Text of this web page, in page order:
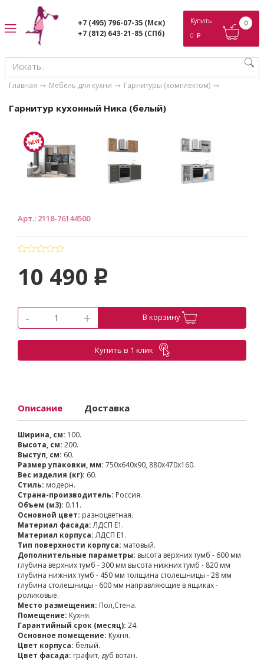
+7 (495) 796-07-35 (Мск)
+7 (812) 643-21-85 (СПб)
Купить
0 p
0
Главная Мебель для кухни Гарнитуры (комплектом)
Гарнитур кухонный Ника (белый)
Арт.: 2118-76144500
10 490 p
- + В корзину
Купить в 1 клик
Описание Доставка
Ширина, см: 100.
Высота, см: 200.
Выступ, см: 60.
Размер упаковки, мм: 750x640x90, 880x470x160.
Вес изделия (кг): 60.
Стиль: модерн.
Страна-производитель: Россия.
Объем (м3): 0.11.
Основной цвет: разноцветная.
Материал фасада:ЛДСП Е1.
Материал корпуса:ЛДСП Е1.
Тип поверхности корпуса: матовый.
Дополнительные параметры: высота верхних тумб - 600 мм
глубина верхних тумб - 300 мм высота нижних тумб - 820 мм
глубина нижних тумб - 450 мм толщина столешницы - 28 мм
глубина столешницы - 600 мм направляющие в ящиках -
роликовые.
Место размещения: Пол,Стена.
Помещение: Кухня.
Гарантийный срок (месяц): 24.
Основное помещение: Кухня.
Цвет корпуса: белый.
Цвет фасада: графит, дуб вотан.